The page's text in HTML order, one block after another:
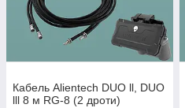
Кабель Alientech DUO ll, DUO
lll 8 м RG-8 (2 дроти)